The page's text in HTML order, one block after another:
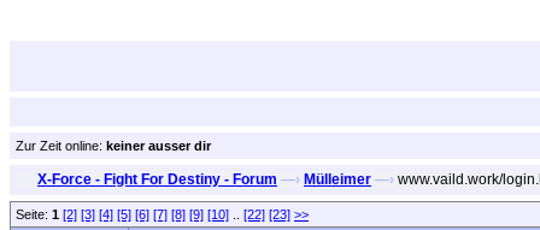
Zur Zeit online: keiner ausser dir
X-Force - Fight For Destiny - Forum —› Mülleimer —› www.vaild.work/
Seite: 1 [2] [3] [4] [5] [6] [7] [8] [9] [10] [22] [23] >>